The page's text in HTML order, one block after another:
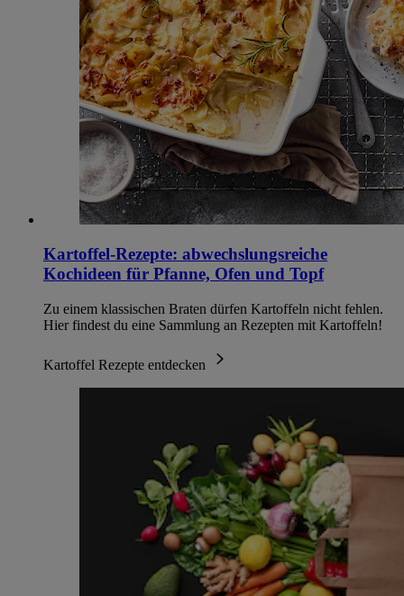
Kartoffel-Rezepte: abwechslungsreiche
Kochideen für Pfanne, Ofen und Topf
Zu einem klassischen Braten dürfen Kartoffeln nicht fehlen.
Hier findest du eine Sammlung an Rezepten mit Kartoffeln!
Kartoffel Rezepte entdecken